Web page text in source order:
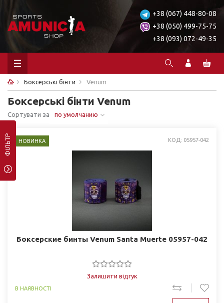
+38 (067) 448-80-08
+38 (050) 499-75-75
+38 (093) 072-49-35
Боксерські бінти Venum
Боксерські бінти Venum
Сортувати за по умолчанию
ФІЛЬТР НОВИНКА КОД: 05957-042
Боксерские бинты Venum Santa Muerte 05957-042
Залишити відгук
В НАЯВНОСТІ